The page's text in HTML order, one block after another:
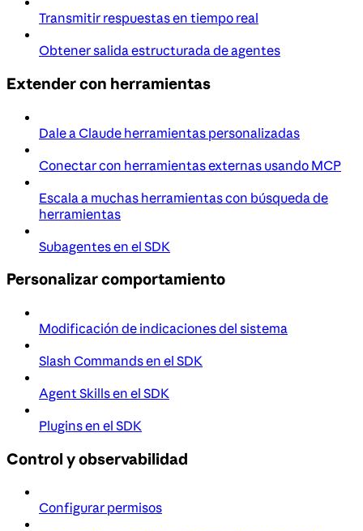
Transmitir respuestas en tiempo real
Obtener salida estructurada de agentes
Extender con herramientas
Dale a Claude herramientas personalizadas
Conectar con herramientas externas usando MCP
Escala a muchas herramientas con búsqueda de
herramientas
Subagentes en el SDK
Personalizar comportamiento
Modificación de indicaciones del sistema
Slash Commands en el SDK
Agent Skills en el SDK
Plugins en el SDK
Control y observabilidad
Configurar permisos